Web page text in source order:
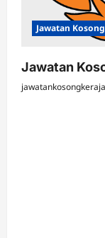
Jawatan
Jawatan